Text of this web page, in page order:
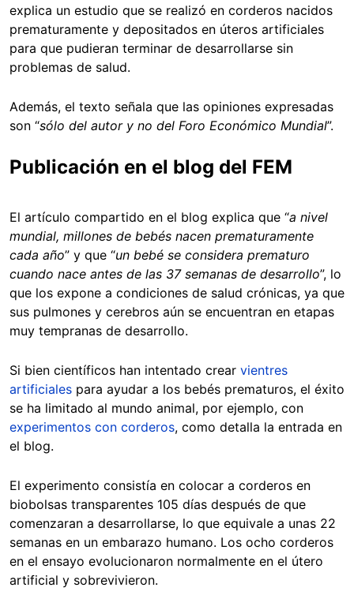
explica un estudio que se realizó en corderos nacidos
prematuramente y depositados en úteros artificiales
para que pudieran terminar de desarrollarse sin
problemas de salud.
Además, el texto señala que las opiniones expresadas
son “sólo del autor y no del Foro Económico Mundial”.
Publicación en el blog del FEM
El artículo compartido en el blog explica que “a nivel
mundial, millones de bebés nacen prematuramente
cada año” y que “un bebé se considera prematuro
cuando nace antes de las 37 semanas de desarrollo”, lo
que los expone a condiciones de salud crónicas, ya que
sus pulmones y cerebros aún se encuentran en etapas
muy tempranas de desarrollo.
Si bien científicos han intentado crear vientres
artificiales para ayudar a los bebés prematuros, el éxito
se ha limitado al mundo animal, por ejemplo, con
experimentos con corderos, como detalla la entrada en
el blog.
El experimento consistía en colocar a corderos en
biobolsas transparentes 105 días después de que
comenzaran a desarrollarse, lo que equivale a unas 22
semanas en un embarazo humano. Los ocho corderos
en el ensayo evolucionaron normalmente en el útero
artificial y sobrevivieron.